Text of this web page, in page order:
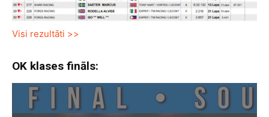
Visi rezultāti >>
OK klases fināls: